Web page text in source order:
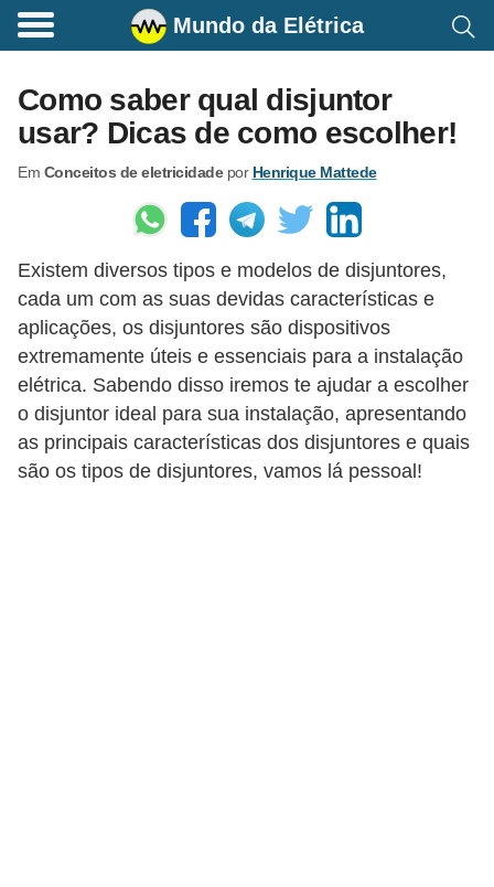
Mundo da Elétrica
Como saber qual disjuntor
usar? Dicas de como escolher!
Em Conceitos de eletricidadepor Henrique Mattede
Existem diversos tipos e modelos de disjuntores,
cada um com as suas devidas características e
aplicações, os disjuntores são dispositivos
extremamente úteis e essenciais para a instalação
elétrica. Sabendo disso iremos te ajudar a escolher
o disjuntor ideal para sua instalação, apresentando
as principais características dos disjuntores e quais
são os tipos de disjuntores, vamos lá pessoal!
C
m
a
n
s
E
é
t
r
i